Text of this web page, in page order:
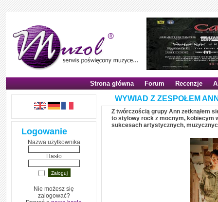
Strona główna Forum Recenzje
Logowanie
Nazwa użytkownika
Hasło
Nie możesz się
zalogować?
WYWIAD Z ZESPOŁEM
Z twórczością grupy Ann zetknąłem
to stylowy rock z mocnym, kobiecym
sukcesach artystycznych,